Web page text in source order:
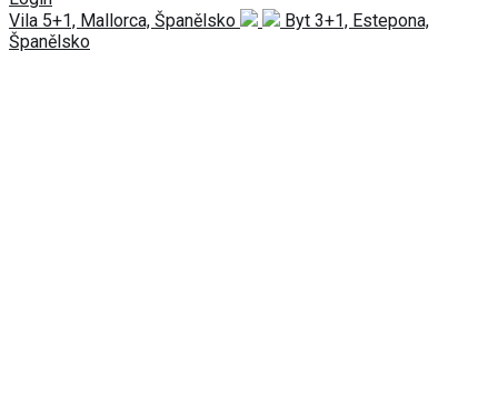
Vila 5+1, Mallorca, Španělsko
Byt 3+1, Estepona,
Španělsko